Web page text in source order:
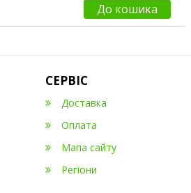
До кошика
СЕРВІС
Доставка
Оплата
Мапа сайту
Регіони